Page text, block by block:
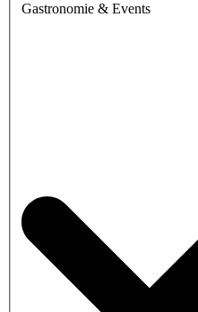
Gastronomie & Events